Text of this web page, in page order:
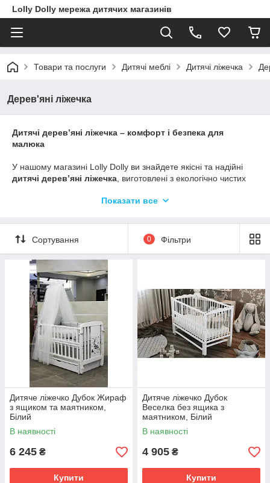
Lolly Dolly мережа дитячих магазинів
Товари та послуги Дитячі меблі Дитячі ліжечка
Дерев'яні ліжечка
Дитячі дерев’яні ліжечка – комфорт і безпека для
малюка
У нашому магазині Lolly Dolly ви знайдете якісні та надійні
дитячі дерев’яні ліжечка , виготовлені з екологічно чистих
що забезпечать комфортний і здоровий сон вашого малюка.
Натуральні матеріали– ліжечка виготовлені з масиву
дерева (бук, сосна, дуб)
Безпечне покриття
– лак та фарби на водній основі без
шкідливих речовин
Різні моделі– класичні, трансформери, з ящиками для
зберігання, з маятниковими механізмами
Зручність у використанні
– регульоване дно, знімні
боковини, мобільні коліщатка
Обирайте найкраще для вашого малюка –комфортні та
безпечні ліжечка за доступними цінами!
Показати все
Сортування 0 Фільтри
Дитяче ліжечко Дубок Жираф
з ящиком та маятником,
Білий
В наявності
6 245 ₴
Купити
Дитяче ліжечко Дубок
Веселка без ящика з
маятником, Білий
В наявності
4 905 ₴
Купити